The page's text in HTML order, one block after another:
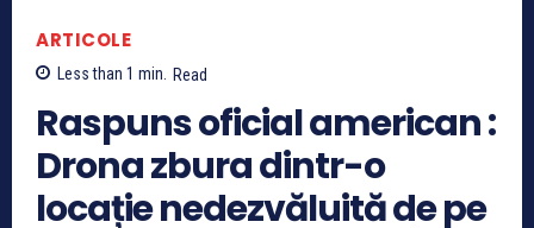
ARTICOLE
Less than 1 min. Read
Raspuns oficial american :
Drona zbura dintr-o
locație nedezvăluită de pe